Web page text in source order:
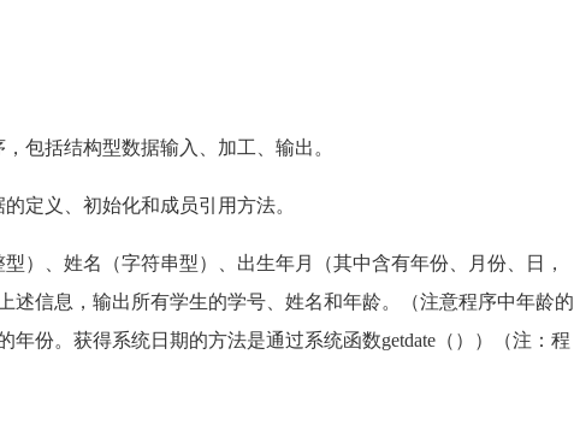
括结构型数据输入、加工、输出。
义、初始化和成员引用方法。
、姓名（字符串型）、出生年月（其中含有年份、月份、日，
述信息，输出所有学生的学号、姓名和年龄。（注意程序中年龄的
份。获得系统日期的方法是通过系统函数getdate（））（注：程